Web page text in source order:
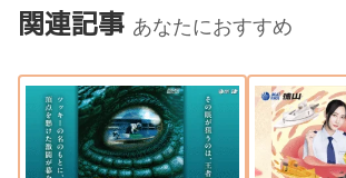
関連記事 あなたにおすすめ